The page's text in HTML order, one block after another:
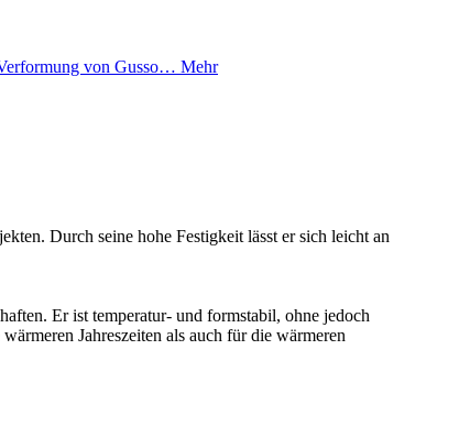
von Gusso… Mehr
Durch seine hohe Festigkeit lässt er sich leicht an
Er ist temperatur- und formstabil, ohne jedoch
Jahreszeiten als auch für die wärmeren